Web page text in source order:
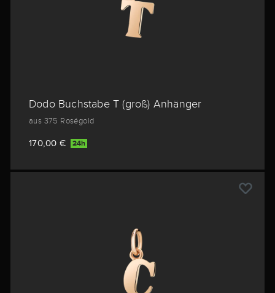
Dodo Buchstabe T (groß) Anhänger
aus 375 Roségold
170,00 € 24h